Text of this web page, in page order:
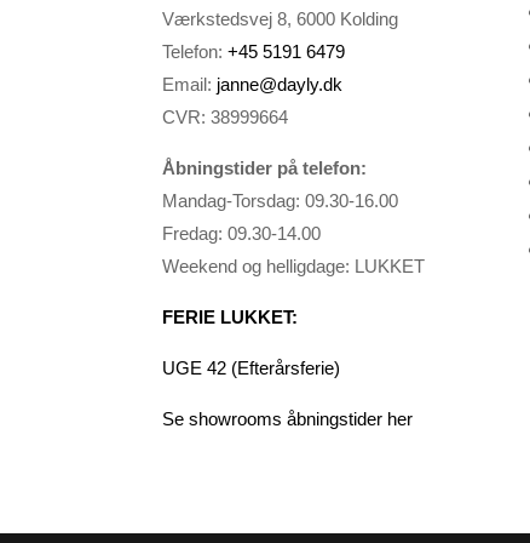
Værkstedsvej 8, 6000 Kolding
Telefon:+45 5191 6479
Email: janne@dayly.dk
CVR: 38999664
Åbningstider på telefon:
Mandag-Torsdag: 09.30-16.00
Fredag: 09.30-14.00
Weekend og helligdage: LUKKET
FERIE LUKKET:
UGE 42 (Efterårsferie)
Se showrooms åbningstider her